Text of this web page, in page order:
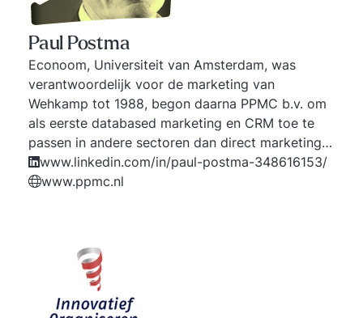
Paul Postma
Econoom, Universiteit van Amsterdam, was
verantwoordelijk voor de marketing van
Wehkamp tot 1988, begon daarna PPMC b.v. om
als eerste databased marketing en CRM toe te
passen in andere sectoren dan direct marketing.
Van 1990 tot 2000 firmant van Ernst & Young, EY,
de laatste jaren daarvan verantwoordelijk voor
en projecten zie https://ppmc.nl/klanten/.
www.linkedin.com/in/paul-postma-348616153/
www.ppmc.nl